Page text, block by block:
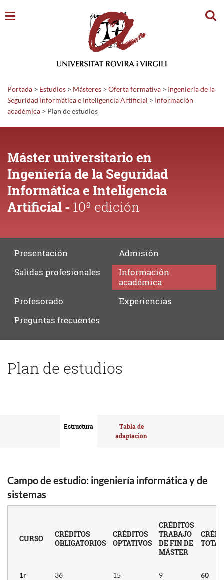
Portada > Estudios > Másteres > Oferta formativa > Ingeniería de la
Seguridad Informática e Inteligencia Artificial > Información
académica > Plan de estudios
Máster universitario en
Ingeniería de la Seguridad
Informática e Inteligencia
Artificial - 10ª edición
Presentación
Admisión
Salidasprofesionales
Información
académica
Profesorado
Experiencias
Preguntasfrecuentes
Plan de estudios
Estructura
Tabla de
adaptación
Campo de estudio: ingeniería informática y de
sistemas
CURSO
CRÉDITOS
OBLIGATORIOS
CRÉDITOS
OPTATIVOS
CRÉDITOS
TRABAJO
DE FIN DE
MÁSTER
1r 36 15 9 60
EN ING.
E
Créditos